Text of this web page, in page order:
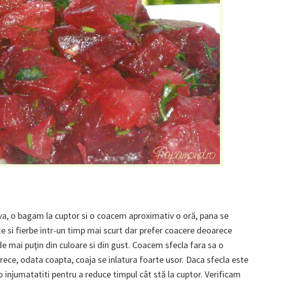
o bagam la cuptor si o coacem aproximativ o oră, pana se
si fierbe intr-un timp mai scurt dar prefer coacere deoarece
mai puţin din culoare si din gust. Coacem sfecla fara sa o
odata coapta, coaja se inlatura foarte usor. Daca sfecla este
injumatatiti pentru a reduce timpul cât stă la cuptor. Verificam